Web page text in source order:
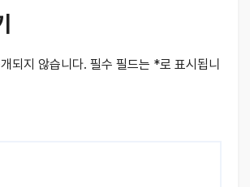
되지 않습니다. 필수 필드는 *로 표시됩니